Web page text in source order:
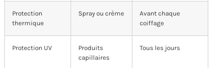
Protection
thermique
Spray ou crème
Avant chaque
coiffage
Protection UV
Produits
capillaires
Tous les jours